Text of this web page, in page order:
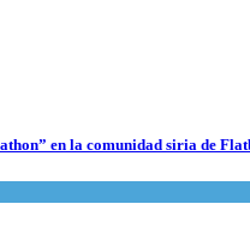
en la comunidad siria de